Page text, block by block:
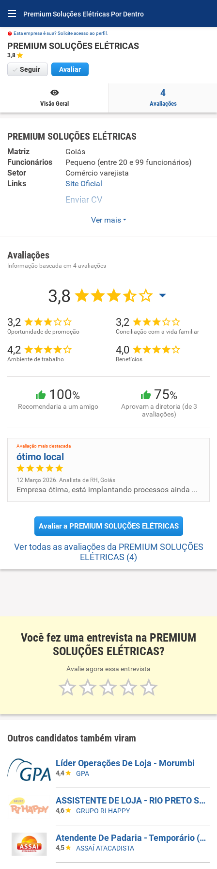
Premium Soluções Elétricas Por Dentro
Esta empresa é sua? Solicite acesso ao perfil.
PREMIUM SOLUÇÕES ELÉTRICAS
3,8
Seguir Avaliar
Visão Geral
4
Avaliações
PREMIUM SOLUÇÕES ELÉTRICAS
Matriz
Goiás
Funcionários
Pequeno (entre 20 e 99 funcionários)
Setor
Comércio varejista
Links
Site Oficial
Enviar CV
Empresa de solulções elétricas na area induistrial, soluções
Ver mais
Avaliações
Informação baseada em 4 avaliações
3,8
3,2
Oportunidade de promoção
3,2
Conciliação com a vida familiar
4,2
Ambiente de trabalho
4,0
Benefícios
100%
Recomendaria a um amigo
75%
Aprovam a diretoria (de 3
avaliações)
Avaliação mais destacada
ótimo local
12 Março 2026. Analista de RH, Goiás
Empresa ótima, está implantando processos ainda então está em constante análises e definições.
Avaliar a PREMIUM SOLUÇÕES ELÉTRICAS
Ver todas as avaliações da PREMIUM SOLUÇÕES
ELÉTRICAS (4)
Você fez uma entrevista na PREMIUM
SOLUÇÕES ELÉTRICAS?
Avalie agora essa entrevista
Outros candidatos também viram
Líder Operações De Loja - Morumbi
4,4 GPA
ASSISTENTE DE LOJA - RIO PRETO SHOPPING - EFETIVO
4,6 GRUPO RI HAPPY
Atendente De Padaria - Temporário (Alto Da XV)
4,5 ASSAÍ ATACADISTA